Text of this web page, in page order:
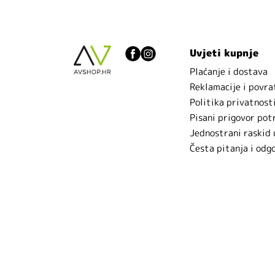
Uvjeti kupnje
Plaćanje i dostava
Reklamacije i
Politika privatnosti
Pisani prigovor
Jednostrani raskid
Česta pitanja i